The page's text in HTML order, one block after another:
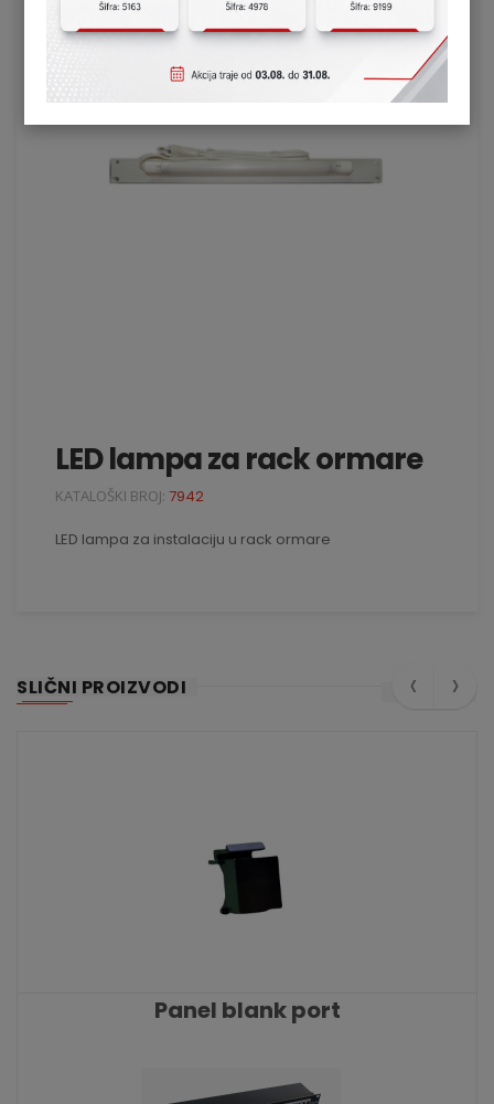
LED lampa za rack ormare
KATALOŠKI BROJ: 7942
LED lampa za instalaciju u rack ormare
SLIČNI PROIZVODI
Panel blank port
‹ ›